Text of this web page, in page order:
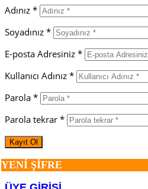
Adınız *
Soyadınız *
E-posta Adresiniz *
Kullanıcı Adınız *
Parola *
Parola tekrar *
YENİ ŞİFRE